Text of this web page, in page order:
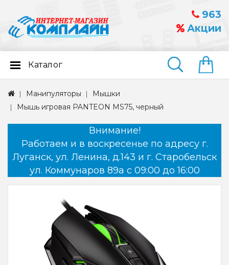
963
Акции
Найти
Каталог
Манипуляторы
Мышки
Мышь игровая PANTEON MS75, черный
Внимание!
Работаем и в воскресенье по адресу г.
Луганск, ул. Ленина, д.143 и г. Старобельск
ул. Коммунаров 89а с 09:00 до 16:00